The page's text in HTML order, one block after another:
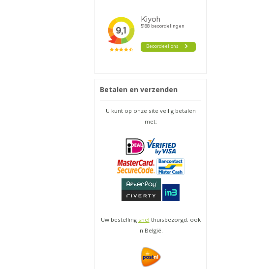
Betalen en verzenden
U kunt op onze site veilig betalen
met:
Uw bestelling snel thuisbezorgd, ook
in België.